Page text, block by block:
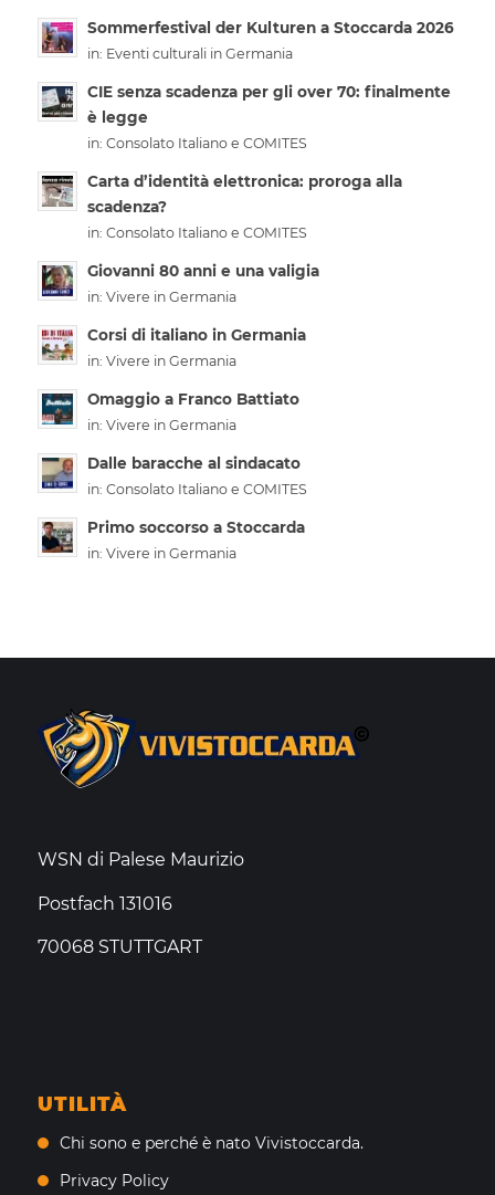
Sommerfestival der Kulturen a Stoccarda 2026
in: Eventi culturali in Germania
CIE senza scadenza per gli over 70: finalmente
è legge
in: Consolato Italiano e COMITES
Carta d’identità elettronica: proroga alla
scadenza?
in: Consolato Italiano e COMITES
Giovanni 80 anni e una valigia
in: Vivere in Germania
Corsi di italiano in Germania
in: Vivere in Germania
Omaggio a Franco Battiato
in: Vivere in Germania
Dalle baracche al sindacato
in: Consolato Italiano e COMITES
Primo soccorso a Stoccarda
in: Vivere in Germania
WSN di Palese Maurizio
Postfach 131016
70068 STUTTGART
UTILITÀ
Chi sono e perché è nato Vivistoccarda.
Privacy Policy